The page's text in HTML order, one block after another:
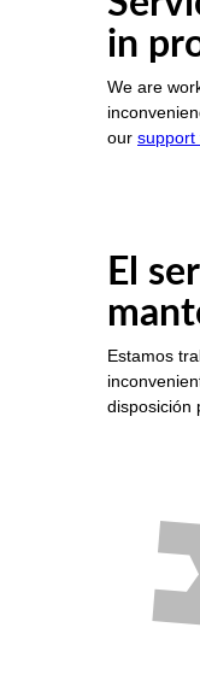
in
We are
our support
El
Estamos
disposición